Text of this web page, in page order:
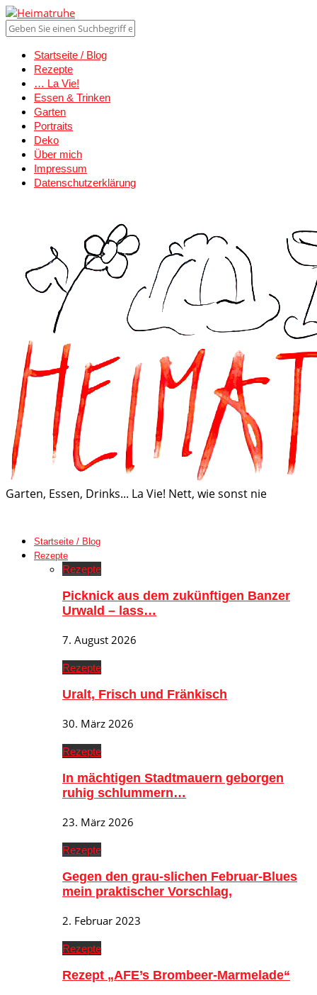
Startseite / Blog
Rezepte
… La Vie!
Essen & Trinken
Garten
Portraits
Deko
Über mich
Impressum
Datenschutzerklärung
Garten, Essen, Drinks... La Vie! Nett, wie sonst nie
Startseite / Blog
Rezepte
Rezepte
Picknick aus dem zukünftigen Banzer
Urwald – lass…
7. August 2026
Rezepte
Uralt, Frisch und Fränkisch
30. März 2026
Rezepte
In mächtigen Stadtmauern geborgen
ruhig schlummern…
23. März 2026
Rezepte
Gegen den grau-slichen Februar-Blues
mein praktischer Vorschlag,
2. Februar 2023
Rezepte
Rezept „AFE’s Brombeer-Marmelade“